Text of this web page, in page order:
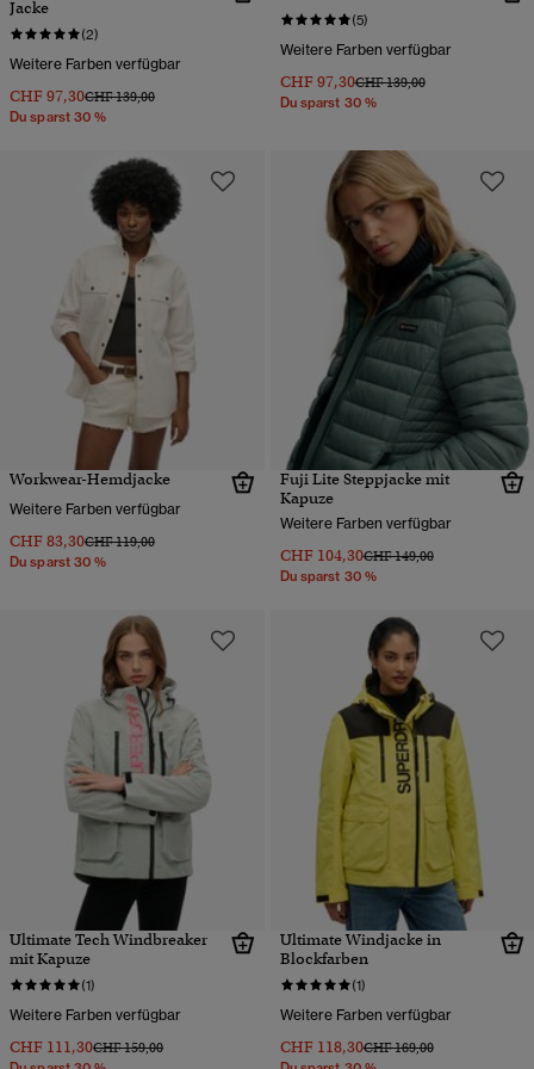
Jacke
(2)
Weitere Farben verfügbar
CHF 97,30Preis wurde reduziert von
CHF 139,00bis
Du sparst 30 %
(5)
Weitere Farben verfügbar
CHF 97,30Preis wurde reduziert von
CHF 139,00bis
Du sparst 30 %
Workwear-Hemdjacke
Weitere Farben verfügbar
CHF 83,30Preis wurde reduziert von
CHF 119,00bis
Du sparst 30 %
Fuji Lite Steppjacke mit
Kapuze
Weitere Farben verfügbar
CHF 104,30Preis wurde reduziert von
CHF 149,00bis
Du sparst 30 %
Ultimate Tech Windbreaker
mit Kapuze
(1)
Weitere Farben verfügbar
CHF 111,30Preis wurde reduziert von
CHF 159,00bis
Ultimate Windjacke in
Blockfarben
(1)
Weitere Farben verfügbar
CHF 118,30Preis wurde reduziert von
CHF 169,00bis